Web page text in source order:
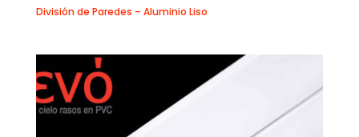
División de Paredes – Aluminio Liso